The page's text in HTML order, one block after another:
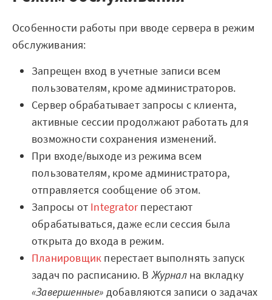
Особенности работы при вводе сервера в режим
обслуживания:
Запрещен вход в учетные записи всем
пользователям, кроме администраторов.
Сервер обрабатывает запросы с клиента,
активные сессии продолжают работать для
возможности сохранения изменений.
При входе/выходе из режима всем
пользователям, кроме администратора,
отправляется сообщение об этом.
Запросы от Integratorперестают
обрабатываться, даже если сессия была
открыта до входа в режим.
Планировщик перестает выполнять запуск
задач по расписанию. ВЖурнална вкладку
«Завершенные» добавляются записи о задачах